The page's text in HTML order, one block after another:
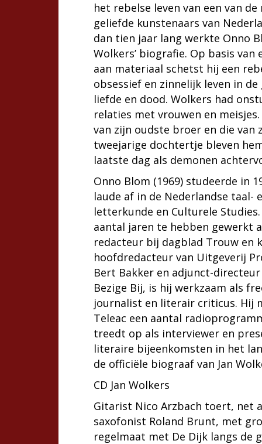
het rebelse leven van een van de
geliefde kunstenaars van
dan tien jaar lang werkte Onno
Wolkers’ biografie. Op basis van
aan materiaal schetst hij een
obsessief en zinnelijk leven in de
liefde en dood. Wolkers had
relaties met vrouwen en
van zijn oudste broer en die van
tweejarige dochtertje bleven
laatste dag als demonen
Onno Blom (1969) studeerde in
laude af in de Nederlandse taal-
letterkunde en Culturele Studies.
aantal jaren te hebben gewerkt
redacteur bij dagblad Trouw en
hoofdredacteur van Uitgeverij
Bert Bakker en adjunct-directeur
Bezige Bij, is hij werkzaam als
journalist en literair criticus. Hij
Teleac een aantal
treedt op als interviewer en
literaire bijeenkomsten in het
de officiële biograaf van Jan
CD Jan Wolkers
Gitarist Nico Arzbach toert, net
saxofonist Roland Brunt, met
regelmaat met De Dijk langs de